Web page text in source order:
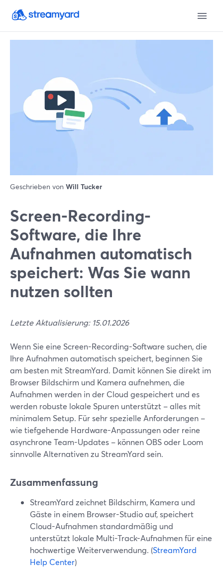
Geschrieben von Will Tucker
Screen-Recording-
Software, die Ihre
Aufnahmen automatisch
speichert: Was Sie wann
nutzen sollten
Letzte Aktualisierung: 15.01.2026
Wenn Sie eine Screen-Recording-Software suchen, die
Ihre Aufnahmen automatisch speichert, beginnen Sie
am besten mit StreamYard. Damit können Sie direkt im
Browser Bildschirm und Kamera aufnehmen, die
Aufnahmen werden in der Cloud gespeichert und es
werden robuste lokale Spuren unterstützt – alles mit
minimalem Setup. Für sehr spezielle Anforderungen –
wie tiefgehende Hardware-Anpassungen oder reine
asynchrone Team-Updates – können OBS oder Loom
sinnvolle Alternativen zu StreamYard sein.
Zusammenfassung
StreamYard zeichnet Bildschirm, Kamera und
Gäste in einem Browser-Studio auf, speichert
Cloud-Aufnahmen standardmäßig und
unterstützt lokale Multi-Track-Aufnahmen für eine
hochwertige Weiterverwendung. (StreamYard
Help Center)